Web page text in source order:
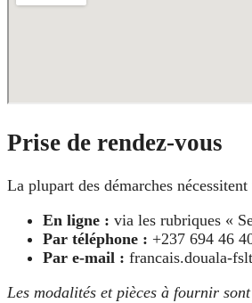
Prise de rendez-vous
La plupart des démarches nécessitent
En ligne : via les rubriques «
Par téléphone : +237 694 46
Par e-mail : francais.douala-
Les modalités et pièces à fournir